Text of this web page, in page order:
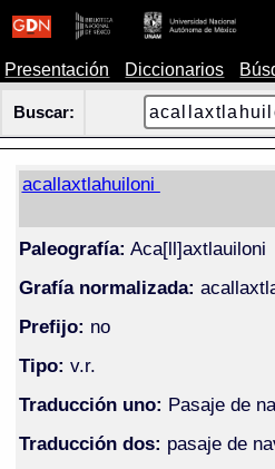
Presentación Diccionarios
Buscar:
acallaxtlahuiloni
Paleografía: Aca[ll]axtlauiloni
Grafía normalizada:
Prefijo: no
Tipo: v.r.
Traducción uno: Pasaje de
Traducción dos: pasaje de